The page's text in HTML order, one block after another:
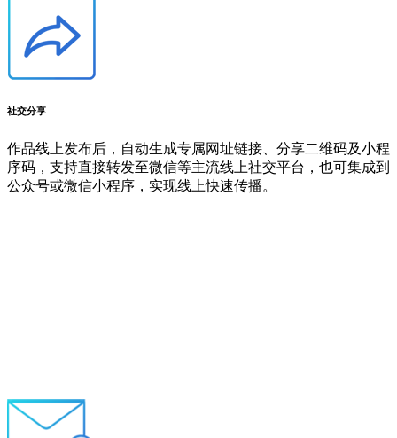
社交分享
作品线上发布后，自动生成专属网址链接、分享二维码及小程
序码，支持直接转发至微信等主流线上社交平台，也可集成到
公众号或微信小程序，实现线上快速传播。